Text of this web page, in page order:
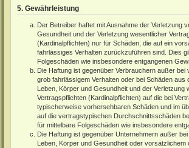
5. Gewährleistung
Der Betreiber haftet mit Ausnahme der Verletzung
Gesundheit und der Verletzung wesentlicher
(Kardinalpflichten) nur für Schäden, die auf ein
fahrlässiges Verhalten zurückzuführen sind. Dies
Folgeschäden wie insbesondere entgangenen
Die Haftung ist gegenüber Verbrauchern außer bei
grob fahrlässigem Verhalten oder bei Schäden aus
Leben, Körper und Gesundheit und der Verletzung
Vertragspflichten (Kardinalpflichten) auf die bei
typischerweise vorhersehbaren Schäden und im
auf die vertragstypischen Durchschnittsschäden
für mittelbare Folgeschäden wie insbesondere
Die Haftung ist gegenüber Unternehmern außer
Leben, Körper und Gesundheit oder vorsätzlichem